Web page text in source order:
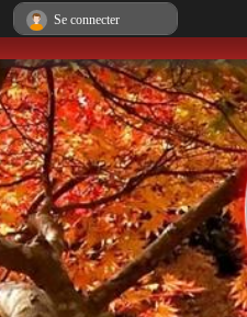
Se connecter
Panneau de gestion des cookies